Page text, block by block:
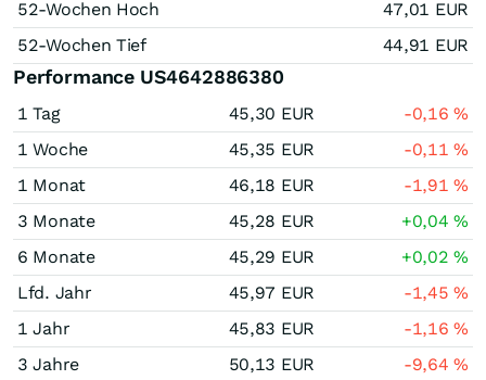
52-Wochen Hoch
47,01 EUR
52-Wochen Tief
44,91 EUR
Performance US4642886380
1 Tag 45,30 EUR -0,16%
1 Woche
45,35 EUR -0,11%
1 Monat
46,18 EUR -1,91%
3 Monate
45,28 EUR +0,04%
6 Monate
45,29 EUR +0,02%
Lfd. Jahr
45,97 EUR -1,45%
1 Jahr
45,83 EUR -1,16%
3 Jahre
50,13 EUR -9,64%